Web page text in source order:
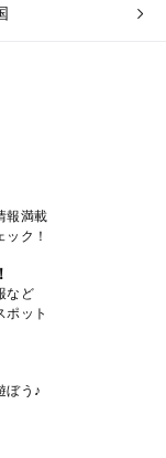
報満載
ク！
など
ポット
ぼう♪